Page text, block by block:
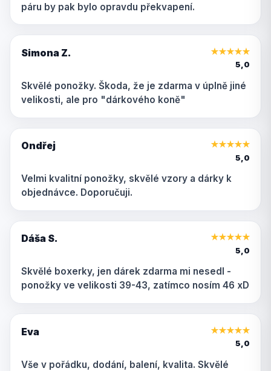
páru by pak bylo opravdu překvapení.
Simona Z. ★★★★★
5,0
Skvělé ponožky. Škoda, že je zdarma v úplně jiné
velikosti, ale pro "dárkového koně"
Ondřej ★★★★★
5,0
Velmi kvalitní ponožky, skvělé vzory a dárky k
objednávce. Doporučuji.
Dáša S. ★★★★★
5,0
Skvělé boxerky, jen dárek zdarma mi nesedl -
ponožky ve velikosti 39-43, zatímco nosím 46 xD
Eva ★★★★★
5,0
Vše v pořádku, dodání, balení, kvalita. Skvělé